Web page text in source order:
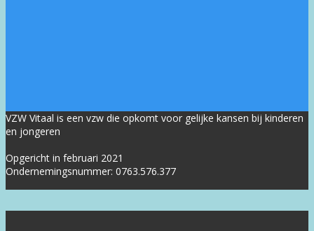
VZW Vitaal is een vzw die opkomt voor gelijke kansen bij kinderen
en jongeren
Opgericht in februari 2021
Ondernemingsnummer: 0763.576.377